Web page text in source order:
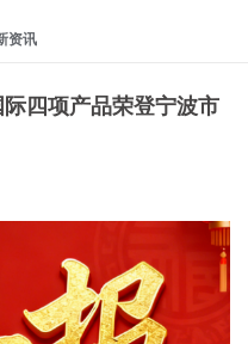
资讯
四项产品荣登宁波市